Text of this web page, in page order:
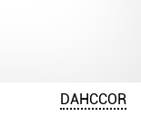
DAHCCOR